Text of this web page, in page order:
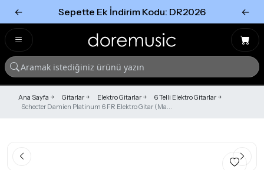
← Sepette Ek İndirim Kodu: DR2026 ←
Ana Sayfa Gitarlar Elektro Gitarlar
6 Telli Elektro Gitarlar
Schecter Damien Platinum 6 FR Elektro Gitar (Ma...
Tümünü Gör
Tümünü gör